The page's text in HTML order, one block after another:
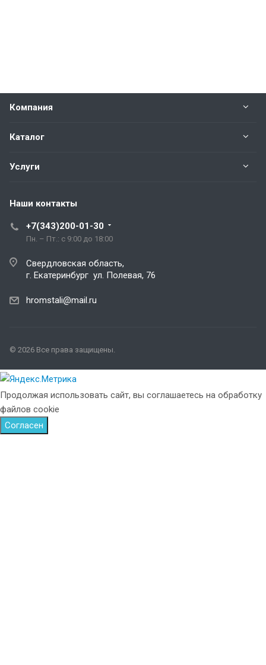
Компания
Каталог
Услуги
Наши контакты
+7(343)200-01-30
Пн. – Пт.: с 9:00 до 18:00
Свердловская область,
г. Екатеринбург ул. Полевая, 76
hromstali@mail.ru
© 2026 Все права защищены.
Продолжая использовать сайт, вы соглашаетесь на обработку
файлов cookie
Согласен